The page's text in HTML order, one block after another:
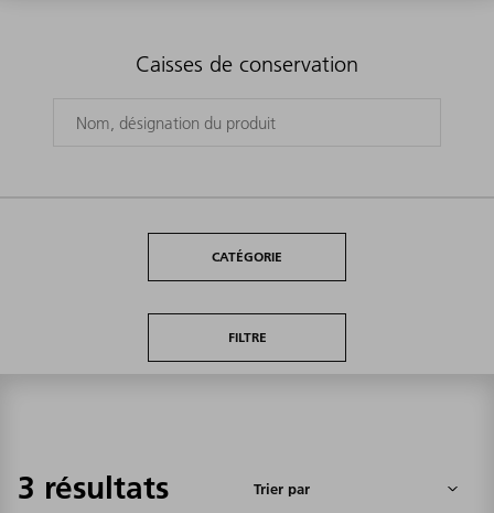
Caisses de conservation
CATÉGORIE
FILTRE
3 résultats